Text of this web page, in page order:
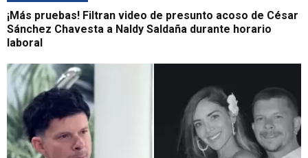
¡Más pruebas! Filtran video de presunto acoso de César
Sánchez Chavesta a Naldy Saldaña durante horario
laboral